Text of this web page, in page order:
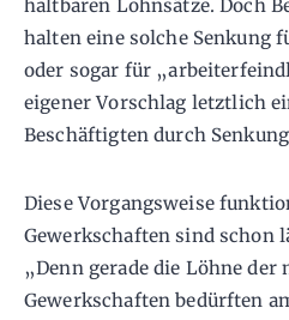
haltbaren Lohnsätze. Doch
halten eine solche Senkung
oder sogar für
eigener Vorschlag letztlich
Beschäftigten durch
Diese Vorgangsweise
Gewerkschaften sind schon
„Denn gerade die Löhne der
Gewerkschaften bedürften